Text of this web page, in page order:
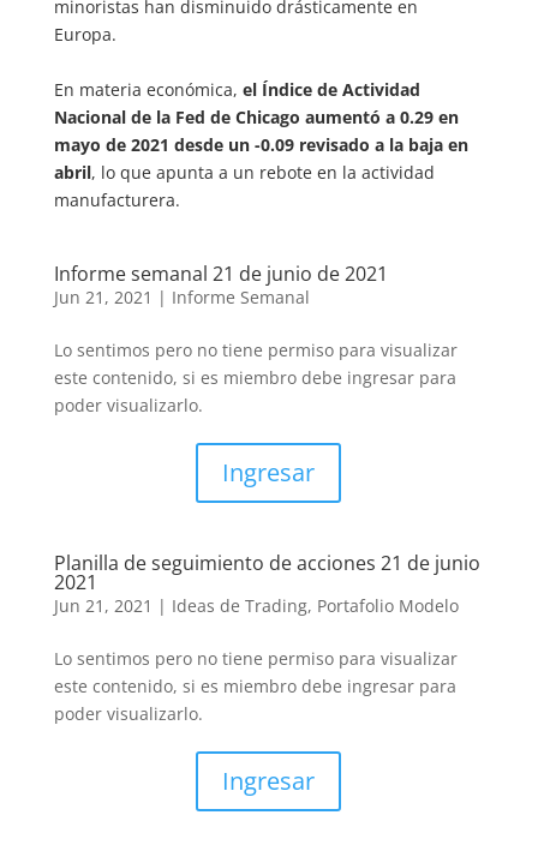
minoristas han disminuido drásticamente en
Europa.
En materia económica, el Índice de Actividad
Nacional de la Fed de Chicago aumentó a 0.29 en
mayo de 2021 desde un -0.09 revisado a la baja en
abril, lo que apunta a un rebote en la actividad
manufacturera.
Informe semanal 21 de junio de 2021
Jun 21, 2021 | Informe Semanal
Lo sentimos pero no tiene permiso para visualizar
este contenido, si es miembro debe ingresar para
poder visualizarlo.
Ingresar
Planilla de seguimiento de acciones 21 de junio
2021
Jun 21, 2021 | Ideas de Trading, Portafolio Modelo
Lo sentimos pero no tiene permiso para visualizar
este contenido, si es miembro debe ingresar para
poder visualizarlo.
Ingresar